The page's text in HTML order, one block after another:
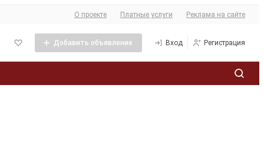
О сайте
О проекте Платные услуги Реклама на сайте
Добавить объявление Вход Регистрация